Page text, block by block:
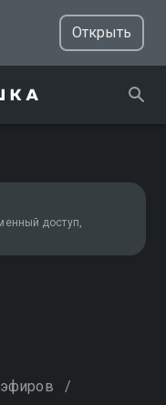
Открыть
доступ,
/